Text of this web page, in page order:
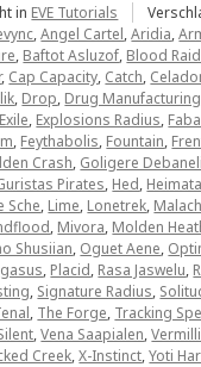
in EVE Tutorials
,Angel Cartel,Aridia,
, Baftot Asluzof, Blood
, Cap Capacity, Catch,
, Drop, Drug Manufacturing
Exile, Explosions Radius,
, Feythabolis, Fountain,
Crash, Goligere
Pirates, Hed,
Sche, Lime, Lonetrek,
, Mivora, Molden
Shusiian, Oguet Aene,
, Placid, Rasa Jaswelu,
, Signature Radius,
, The Forge, Tracking
,Vena Saapialen,
Creek,X-Instinct,Yoti